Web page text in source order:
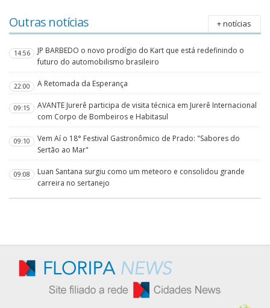
Outras notícias + notícias
14:56
JP BARBEDO o novo prodígio do Kart que está redefinindo o
futuro do automobilismo brasileiro
22:00 A Retomada da Esperança
09:15
AVANTE Jurerê participa de visita técnica em Jurerê Internacional
com Corpo de Bombeiros e Habitasul
09:10
Vem Aí o 18° Festival Gastronômico de Prado: "Sabores do
Sertão ao Mar"
09:08
Luan Santana surgiu como um meteoro e consolidou grande
carreira no sertanejo